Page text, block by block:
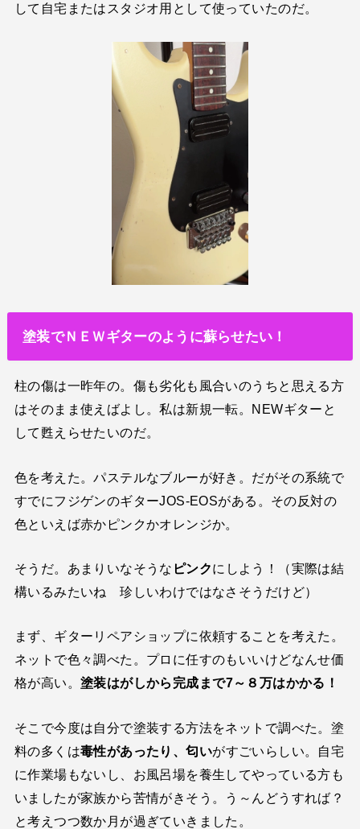
して自宅またはスタジオ用として使っていたのだ。
塗装でＮＥＷギターのように蘇らせたい！
柱の傷は一昨年の。傷も劣化も風合いのうちと思える方
はそのまま使えばよし。私は新規一転。NEWギターと
して甦えらせたいのだ。
色を考えた。パステルなブルーが好き。だがその系統で
すでにフジゲンのギターJOS-EOSがある。その反対の
色といえば赤かピンクかオレンジか。
そうだ。あまりいなそうな ピンクにしよう！（実際は結
構いるみたいね 珍しいわけではなさそうだけど）
まず、ギターリペアショップに依頼することを考えた。
ネットで色々調べた。プロに任すのもいいけどなんせ価
格が高い。 塗装はがしから完成まで7～８万はかかる！
そこで今度は自分で塗装する方法をネットで調べた。塗
料の多くは毒性があったり、匂いがすごいらしい。自宅
に作業場もないし、お風呂場を養生してやっている方も
いましたが家族から苦情がきそう。う～んどうすれば？
と考えつつ数か月が過ぎていきました。